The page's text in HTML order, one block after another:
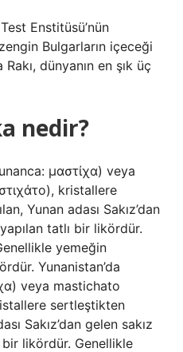
Enstitüsü’nün
Bulgarların içeceği
dünyanın en şık üç
nedir?
μαστίχα) veya
kristallere
Yunan adası Sakız’dan
tatlı bir likördür.
yemeğin
Yunanistan’da
veya mastichato
sertleştikten
Sakız’dan gelen sakız
bir likördür. Genellikle